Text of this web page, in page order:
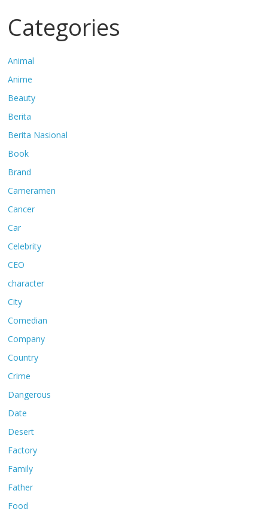
Categories
Animal
Anime
Beauty
Berita
Berita Nasional
Book
Brand
Cameramen
Cancer
Car
Celebrity
CEO
character
City
Comedian
Company
Country
Crime
Dangerous
Date
Desert
Factory
Family
Father
Food